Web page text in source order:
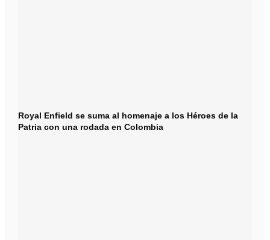
Royal Enfield se suma al homenaje a los Héroes de la
Patria con una rodada en Colombia